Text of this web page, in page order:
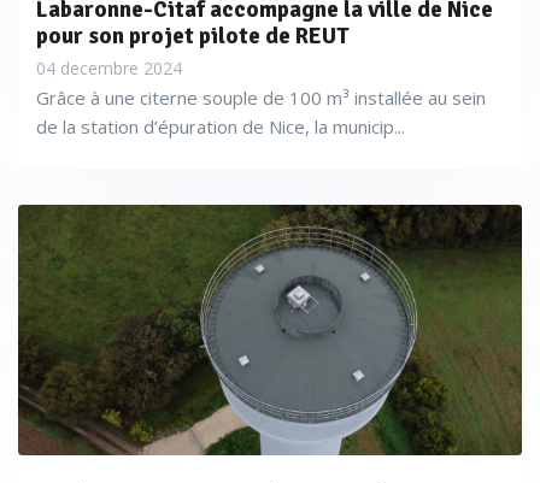
Labaronne-Citaf accompagne la ville de Nice
pour son projet pilote de REUT
04 decembre 2024
Grâce à une citerne souple de 100 m³ installée au sein
de la station d’épuration de Nice, la municip...